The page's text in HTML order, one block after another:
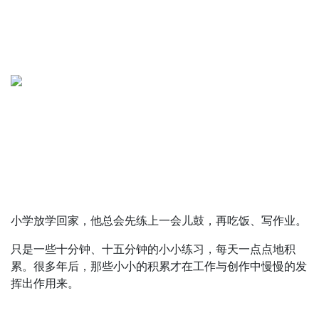
小学放学回家，他总会先练上一会儿鼓，再吃饭、写作业。
只是一些十分钟、十五分钟的小小练习，每天一点点地积
累。很多年后，那些小小的积累才在工作与创作中慢慢的发
挥出作用来。